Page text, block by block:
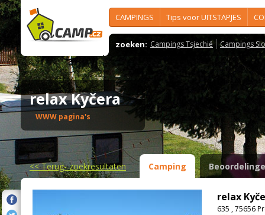
CAMPINGS Tips voor UITSTAPJES
zoeken: Campings Tsjechië Campings
relax Kyčera
WWW pagina's
<<Terug- zoekresultaten Camping
relax
635 , 75656